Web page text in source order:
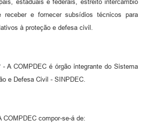
estaduais e federais, estreito intercâmbio
e fornecer subsídios técnicos para
à proteção e defesa civil.
é órgão integrante do Sistema
e Defesa Civil - SINPDEC.
compor-se-á de: